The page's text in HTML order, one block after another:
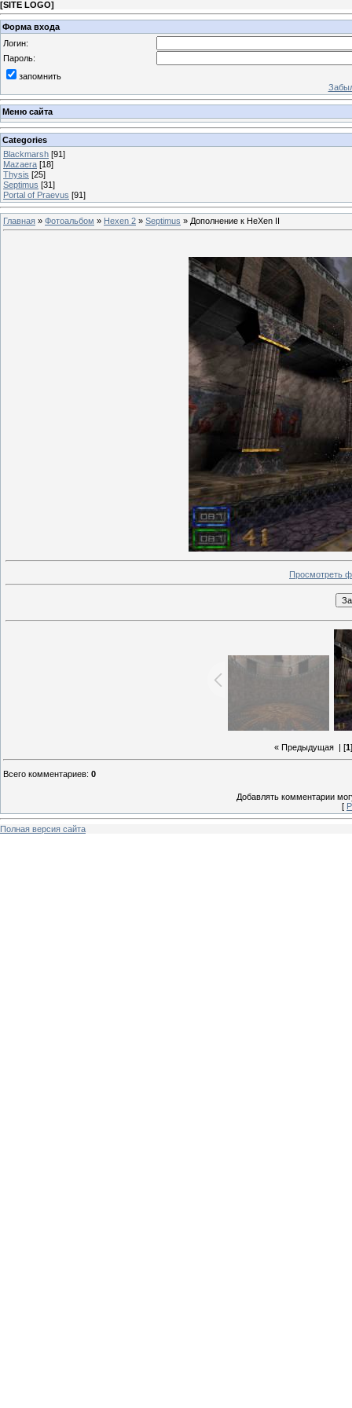
[SITE LOGO]
Форма входа
Логин:
Пароль:
запомнить
Меню сайта
Categories
Blackmarsh [91]
Mazaera [18]
Thysis [25]
Septimus [31]
Portal of Praevus [91]
Главная » Фотоальбом » Hexen 2 » Septimus » Дополнение к HeXen II
Просмотреть
« Предыдущая| [1
Всего комментариев: 0
Добавлять комментарии
[
Полная версия сайта